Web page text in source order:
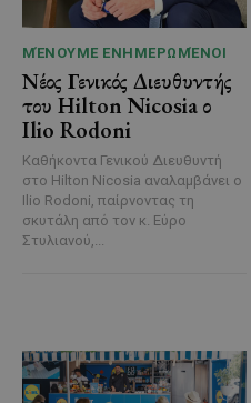
ΜΈΝΟΥΜΕ ΕΝΗΜΕΡΩΜΈΝΟΙ
Νέος Γενικός Διευθυντής
του Hilton Nicosia ο
Ilio Rodoni
Καθήκοντα Γενικού Διευθυντή
στο Hilton Nicosia αναλαμβάνει ο
Ilio Rodoni, παίρνοντας τη
σκυτάλη από τον κ. Εύρο
Στυλιανού,...